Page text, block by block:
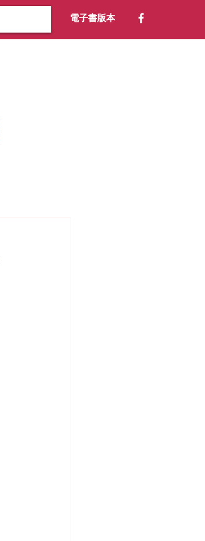
電子書版本